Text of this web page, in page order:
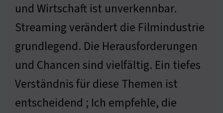
und Wirtschaft ist unverkennbar.
Streaming verändert die Filmindustrie
grundlegend. Die Herausforderungen
und Chancen sind vielfältig. Ein tiefes
Verständnis für diese Themen ist
entscheidend ; Ich empfehle, die